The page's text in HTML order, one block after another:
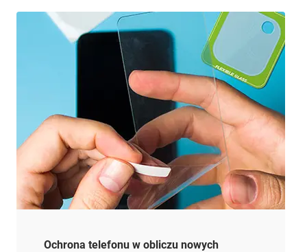
Ochrona telefonu w obliczu nowych